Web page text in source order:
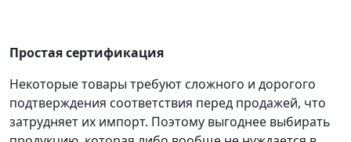
Простая сертификация
Некоторые товары требуют сложного и дорогого
подтверждения соответствия перед продажей, что
затрудняет их импорт. Поэтому выгоднее выбирать